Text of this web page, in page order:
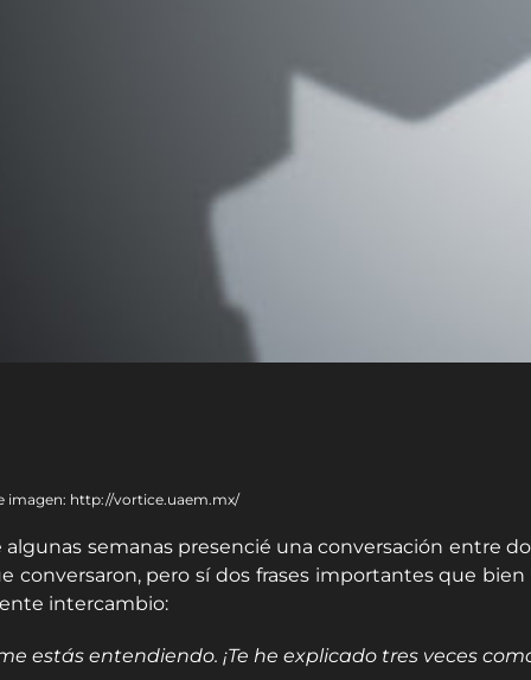
imagen: http://vortice.uaem.mx/
algunas semanas presencié una conversación entre
conversaron, pero sí dos frases importantes que
intercambio:
estás entendiendo. ¡Te he explicado tres veces